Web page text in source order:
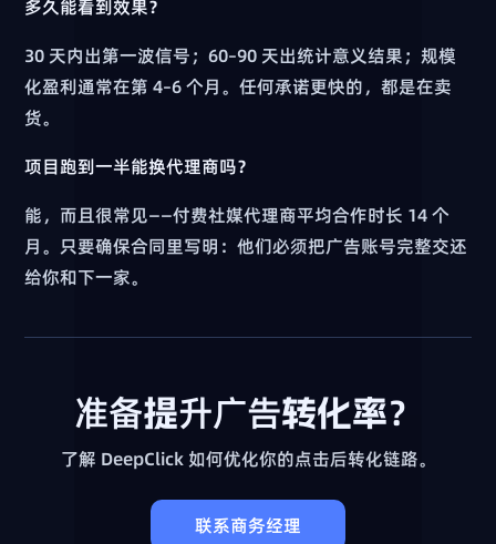
多久能看到效果？
30 天内出第一波信号；60–90 天出统计意义结果；规模
化盈利通常在第 4–6 个月。任何承诺更快的，都是在卖
货。
项目跑到一半能换代理商吗？
能，而且很常见——付费社媒代理商平均合作时长 14 个
月。只要确保合同里写明：他们必须把广告账号完整交还
给你和下一家。
准备提升广告转化率？
了解 DeepClick 如何优化你的点击后转化链路。
联系商务经理